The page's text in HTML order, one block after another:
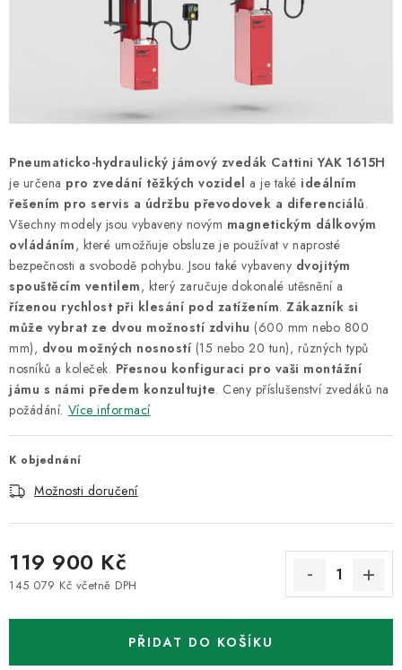
TECHNICKÁ VÝUKA
BRZDY
MYCÍ STOLY
BAZAR
Úvod O nás Kariéra Reference Servis
Bazar
Blog
Doprava & platby Kontakty
Moje objednávka
Obchodní podmínky
Podmínky ochrany osobních údajů
Pneumaticko-hydraulický jámový zvedák Cattini YAK 1615H
je určena pro zvedání těžkých vozidel a je také ideálním
řešením pro servis a údržbu převodovek a diferenciálů.
Všechny modely jsou vybaveny novým magnetickým dálkovým
ovládáním, které umožňuje obsluze je používat v naprosté
bezpečnosti a svobodě pohybu. Jsou také vybaveny dvojitým
spouštěcím ventilem, který zaručuje dokonalé utěsnění a
řízenou rychlost při klesání pod zatížením. Zákazník si
může vybrat ze dvou možností zdvihu (600 mm nebo 800
mm), dvou možných nosností (15 nebo 20 tun), různých typů
nosníků a koleček. Přesnou konfiguraci pro vaši montážní
jámu s námi předem konzultujte. Ceny příslušenství zvedáků na
požádání. Více informací
K objednání
Možnosti doručení
119 900 Kč
145 079 Kč včetně DPH
PŘIDAT DO KOŠÍKU